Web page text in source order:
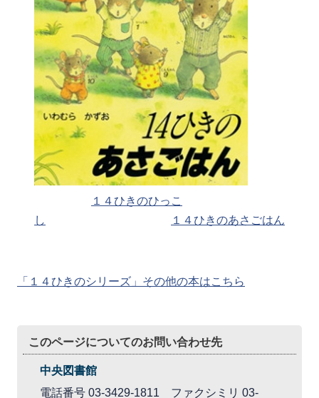
１４ひきのひっこ
し
１４ひきのあさごはん
「１４ひきのシリーズ」その他の本はこちら
このページについてのお問い合わせ先
中央図書館
電話番号 03-3429-1811 ファクシミリ 03-